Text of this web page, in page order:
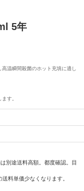
5年
温瞬間殺菌のホット充填に適し
す。
別途送料高額。都度確認。目
料単価少なくなります。